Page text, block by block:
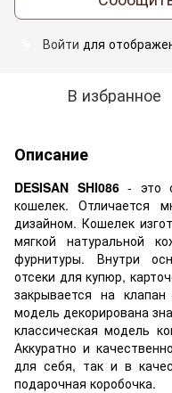
Войти для
В избранное
Описание
DESISAN SHI086- это
кошелек. Отличается
дизайном. Кошелек
мягкой натуральной
фурнитуры. Внутри
отсеки для купюр,
закрывается на
модель декорирована
классическая модель
Аккуратно и
для себя, так и в
подарочная коробочка.